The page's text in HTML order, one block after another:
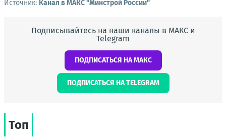
Источник: Канал в МАКС "Минстрой России"
Подписывайтесь на наши каналы в МАКС и
Telegram
ПОДПИСАТЬСЯ НА МАКС
ПОДПИСАТЬСЯ НА TELEGRAM
Топ